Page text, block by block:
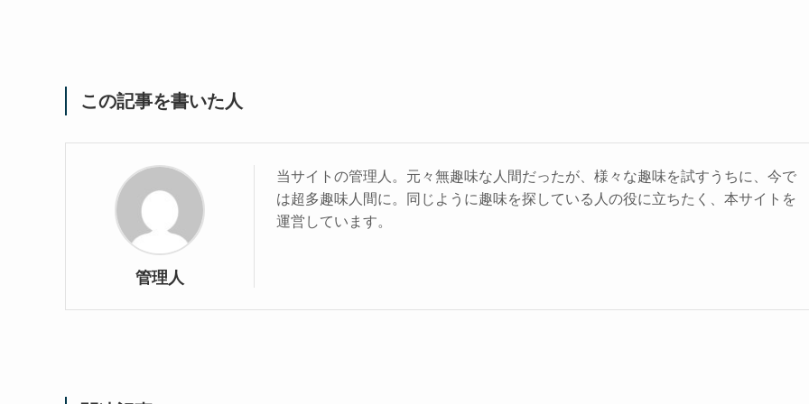
この記事を書いた人
管理人
当サイトの管理人。元々無趣味な人間だったが、様々な趣味を試すうちに、今で
は超多趣味人間に。同じように趣味を探している人の役に立ちたく、本サイトを
運営しています。